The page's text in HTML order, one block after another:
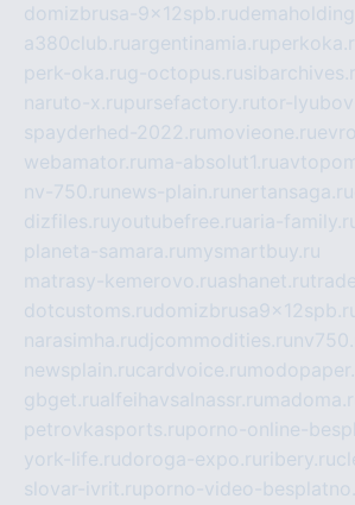
domizbrusa-9x12spb.ru
a380club.ruargentinamia.ru
perk-oka.rug-octopus.ru
naruto-x.rupursefactory.rutor-
spayderhed-2022.ru movieone.ru
webamator.ru ma-absolut1.ru
nv-750.ru news-plain.ru nertansaga.ru
dizfiles.ruyoutubefree.ruaria-
planeta-samara.ru mysmartbuy.ru
matrasy-kemerovo.ruashanet.ru
dotcustoms.ru
narasimha.rudjcommodities.ru
newsplain.rucardvoice.ru
gbget.rualfeihavsalnassr.ru
petrovkasports.ruporno-online-
york-life.rudoroga-expo.ru ribery.ru
slovar-ivrit.ruporno-video-